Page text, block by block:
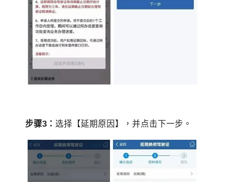
步骤3： 选择【延期原因】，并点击下一步。